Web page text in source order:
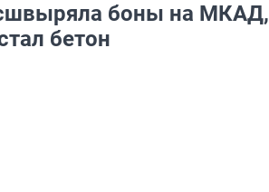
боны на МКАД,
бетон